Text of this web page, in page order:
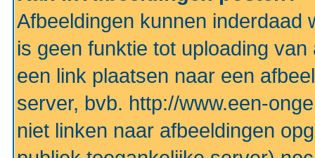
Afbeeldingen kunnen inderdaad
is geen funktie tot uploading
een link plaatsen naar een
server, bvb. http://www.een-
niet linken naar afbeeldingen